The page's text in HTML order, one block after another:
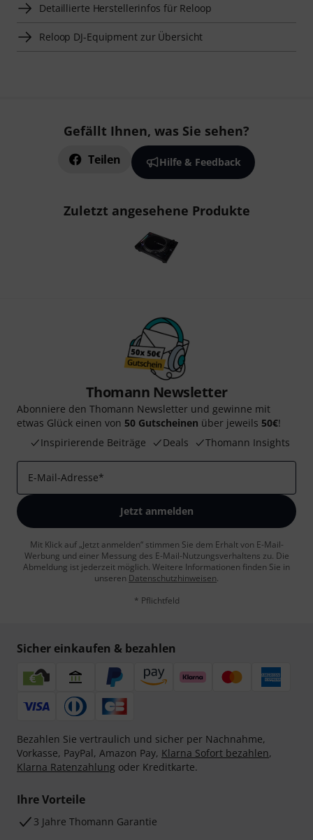
Detaillierte Herstellerinfos für Reloop
Reloop DJ-Equipment zur Übersicht
Gefällt Ihnen, was Sie sehen?
Teilen Hilfe & Feedback
Zuletzt angesehene Produkte
Thomann Newsletter
Abonniere den Thomann Newsletter und gewinne mit
etwas Glück einen von 50 Gutscheinen über jeweils 50€!
Inspirierende Beiträge
Deals Thomann Insights
E-Mail-Adresse*
Jetzt anmelden
Mit Klick auf „Jetzt anmelden“ stimmen Sie dem Erhalt von E-Mail-
Werbung und einer Messung des E-Mail-Nutzungsverhaltens zu. Die
Abmeldung ist jederzeit möglich. Weitere Informationen finden Sie in
unseren Datenschutzhinweisen.
* Pflichtfeld
Sicher einkaufen & bezahlen
Bezahlen Sie vertraulich und sicher per Nachnahme,
Vorkasse, PayPal, Amazon Pay, Klarna Sofort bezahlen,
Klarna Ratenzahlung oder Kreditkarte.
Ihre Vorteile
3 Jahre Thomann Garantie